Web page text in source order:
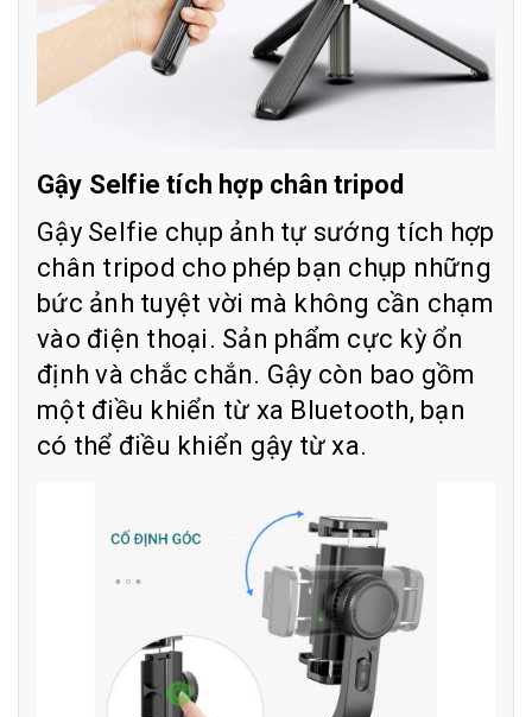
Gậy Selfie tích hợp chân tripod
Gậy Selfie chụp ảnh tự sướng tích hợp
chân tripod cho phép bạn chụp những
bức ảnh tuyệt vời mà không cần chạm
vào điện thoại. Sản phẩm cực kỳ ổn
định và chắc chắn. Gậy còn bao gồm
một điều khiển từ xa Bluetooth, bạn
có thể điều khiển gậy từ xa.